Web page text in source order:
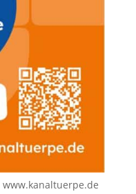
www.kanaltuerpe.de